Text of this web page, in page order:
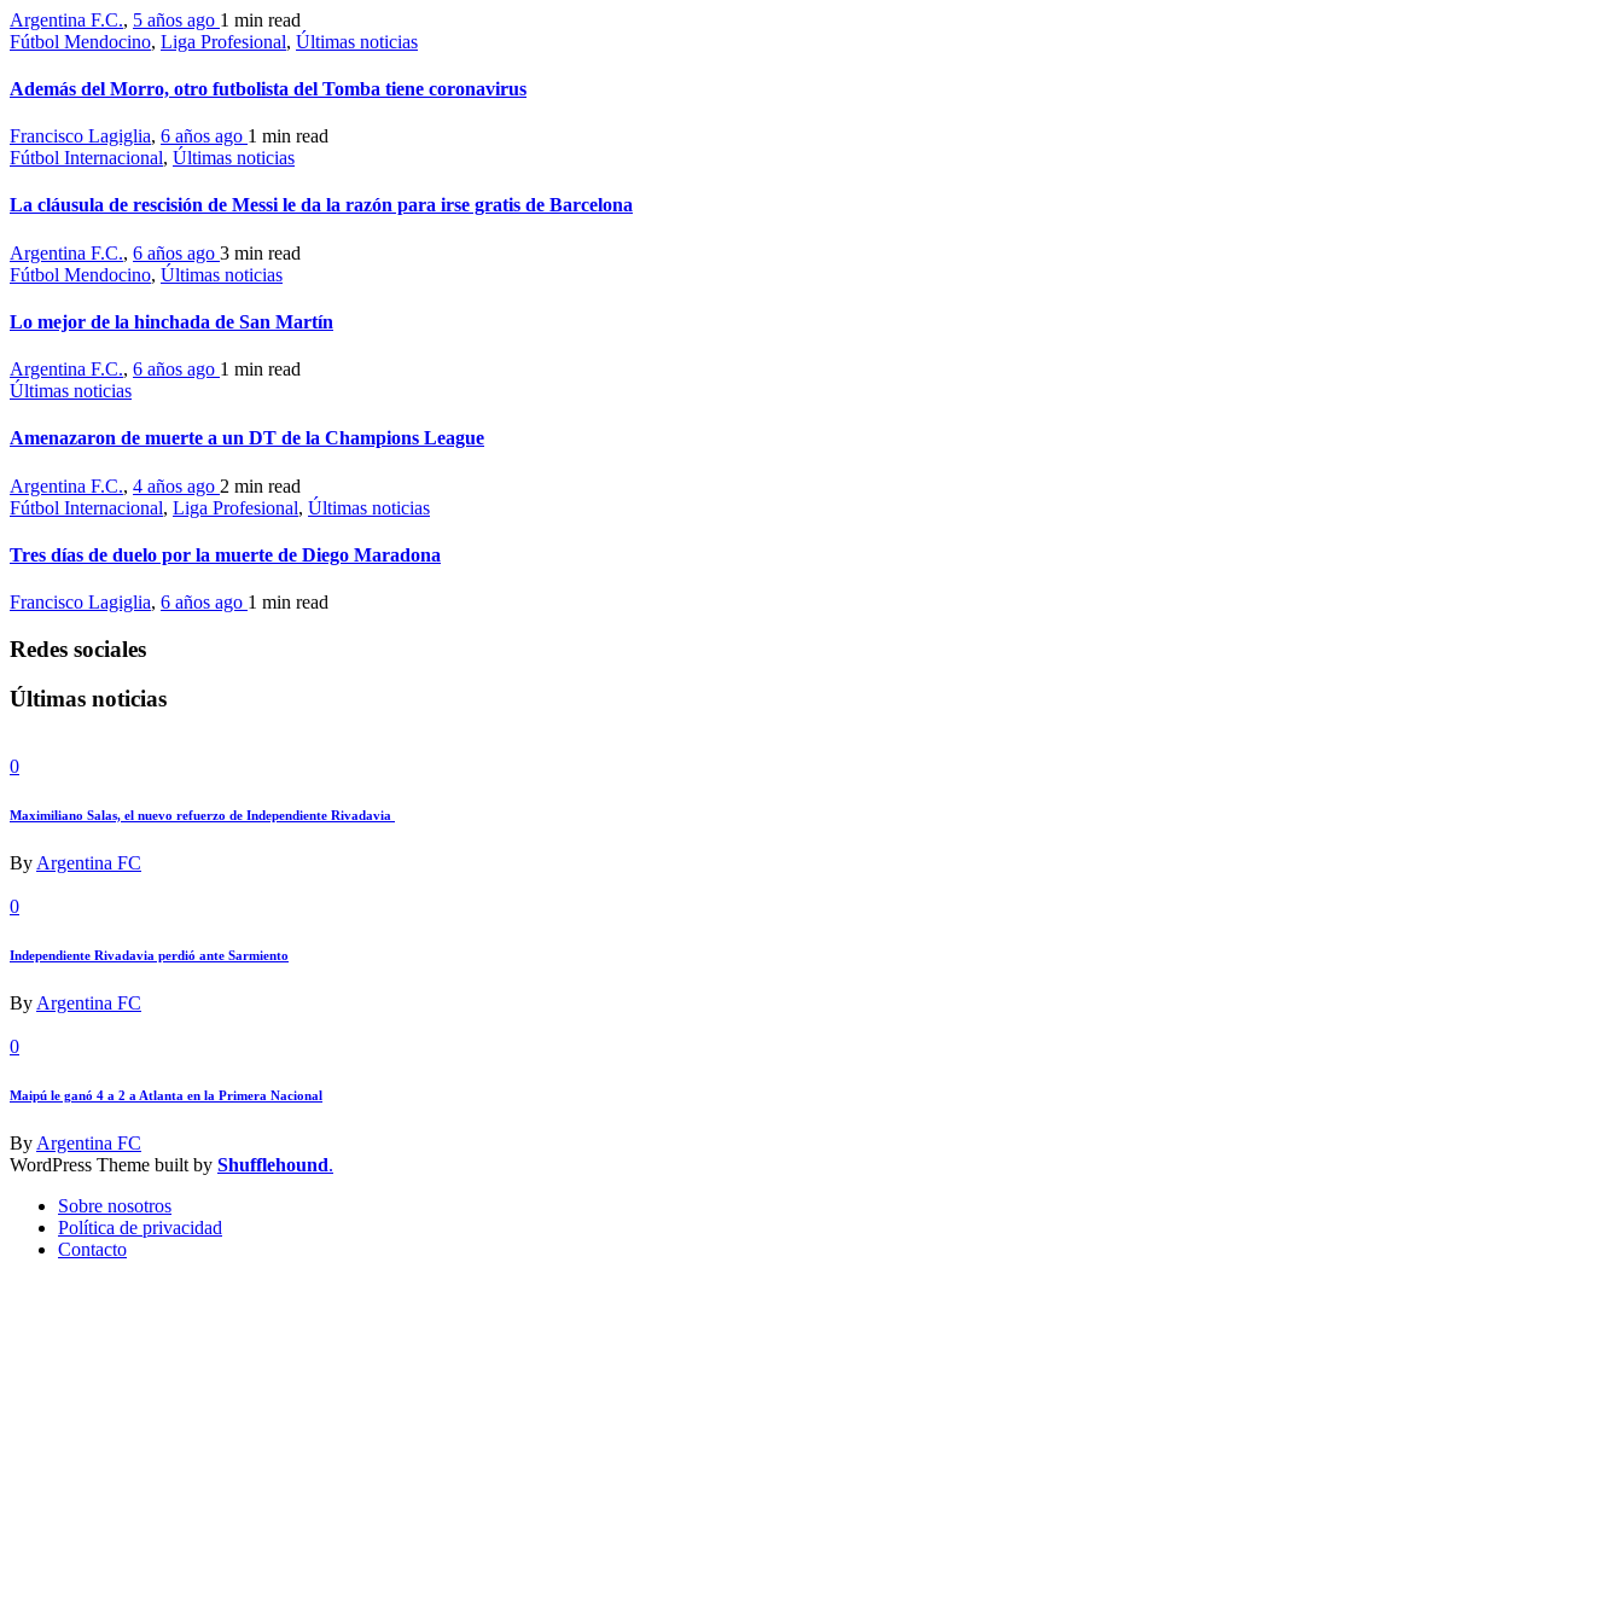
Argentina F.C., 5 años ago 1 min read
Fútbol Mendocino, Liga Profesional, Últimas noticias
Además del Morro, otro futbolista del Tomba tiene coronavirus
Francisco Lagiglia, 6 años ago 1 min read
Fútbol Internacional, Últimas noticias
La cláusula de rescisión de Messi le da la razón para irse gratis de Barcelona
Argentina F.C., 6 años ago 3 min read
Fútbol Mendocino, Últimas noticias
Lo mejor de la hinchada de San Martín
Argentina F.C., 6 años ago 1 min read
Últimas noticias
Amenazaron de muerte a un DT de la Champions League
Argentina F.C., 4 años ago 2 min read
Fútbol Internacional, Liga Profesional, Últimas noticias
Tres días de duelo por la muerte de Diego Maradona
Francisco Lagiglia, 6 años ago 1 min read
Redes sociales
Últimas noticias
0
Maximiliano Salas, el nuevo refuerzo de Independiente Rivadavia
By Argentina FC
0
Independiente Rivadavia perdió ante Sarmiento
By Argentina FC
0
Maipú le ganó 4 a 2 a Atlanta en la Primera Nacional
By Argentina FC
WordPress Theme built by Shufflehound.
Sobre nosotros
Política de privacidad
Contacto